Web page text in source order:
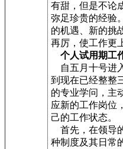
有甜，但是不论
弥足珍贵的经验
的机遇、新的挑
再厉，使工作更
个人试用期工
自五月十号进
到现在已经整整
的专业学问，主
应新的工作岗位
己的工作状态。
首先，在领导
种制度及其日常